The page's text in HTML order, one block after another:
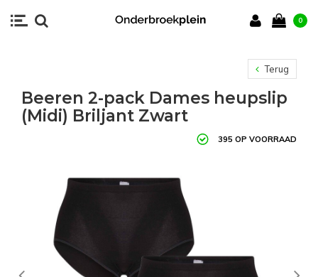
0
Terug
Beeren 2-pack Dames heupslip
(Midi) Briljant Zwart
395 OP VOORRAAD